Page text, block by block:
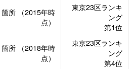
箇所
（2015年時
点）
東京23区ランキ
ング
第1位
箇所
（2018年時
点）
東京23区ランキ
ング
第4位